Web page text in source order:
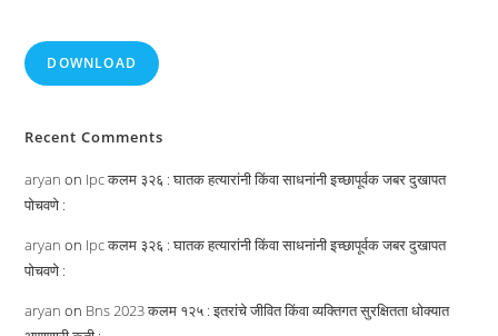
DOWNLOAD
Recent Comments
aryan on Ipc कलम ३२६ : घातक हत्यारांनी किंवा साधनांनी इच्छापूर्वक जबर दुखापत
पोचवणे :
aryan on Ipc कलम ३२६ : घातक हत्यारांनी किंवा साधनांनी इच्छापूर्वक जबर दुखापत
पोचवणे :
aryan on Bns 2023 कलम १२५ : इतरांचे जीवित किंवा व्यक्तिगत सुरक्षितता धोक्यात